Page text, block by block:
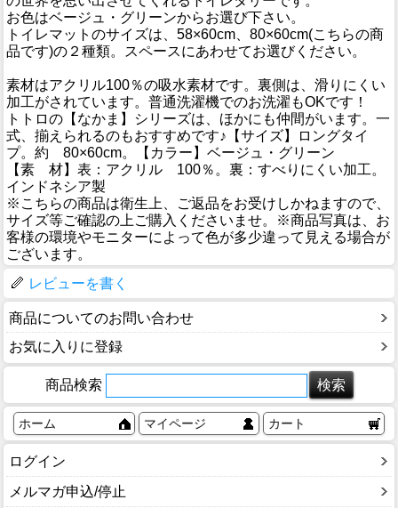
お色はベージュ・グリーンからお選び下さい。
トイレマットのサイズは、58×60cm、80×60cm(こちらの商
品です)の２種類。スペースにあわせてお選びください。
素材はアクリル100％の吸水素材です。裏側は、滑りにくい
加工がされています。普通洗濯機でのお洗濯もOKです！
トトロの【なかま】シリーズは、ほかにも仲間がいます。一
式、揃えられるのもおすすめです♪【サイズ】ロングタイ
プ。約 80×60cm。【カラー】ベージュ・グリーン
【素 材】表：アクリル 100％。裏：すべりにくい加工。
インドネシア製
※こちらの商品は衛生上、ご返品をお受けしかねますので、
サイズ等ご確認の上ご購入くださいませ。※商品写真は、お
客様の環境やモニターによって色が多少違って見える場合が
ございます。
レビューを書く
商品についてのお問い合わせ
お気に入りに登録
商品検索
ホーム マイページ カート
ログイン
メルマガ申込/停止